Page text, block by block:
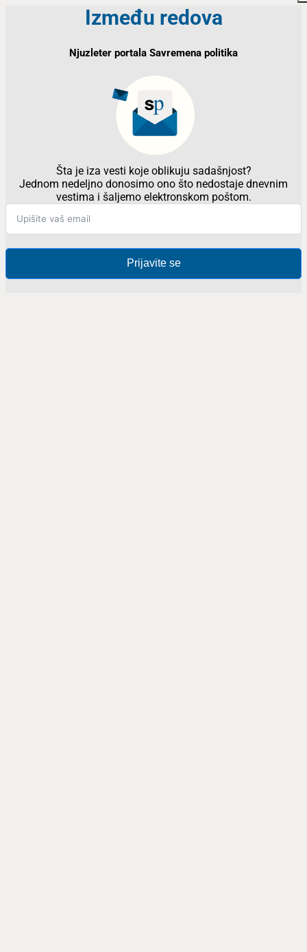
Između redova
Njuzleter portala Savremena politika
Šta je iza vesti koje oblikuju sadašnjost?
Jednom nedeljno donosimo ono što nedostaje dnevnim
vestima i šaljemo elektronskom poštom.
Prijavite se